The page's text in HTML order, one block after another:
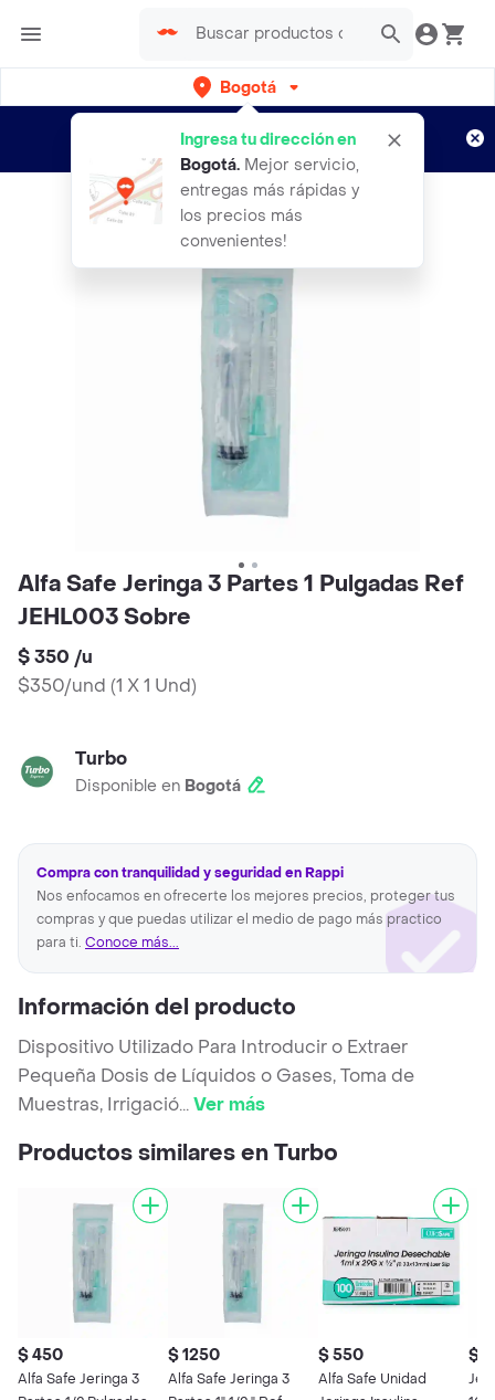
Bogotá
Ingresa tu dirección en
Bogotá. Mejor servicio,
entregas más rápidas y
los precios más
convenientes!
envíos gratis por semanas
Aplican TyC
Alfa Safe Jeringa 3 Partes 1 Pulgadas Ref
JEHL003 Sobre
$ 350 /u
$350/und (1 X 1 Und)
Turbo
Disponible en Bogotá
Compra con tranquilidad y seguridad en Rappi
Nos enfocamos en ofrecerte los mejores precios, proteger tus
compras y que puedas utilizar el medio de pago más practico
para ti. Conoce más...
Información del producto
Dispositivo Utilizado Para Introducir o Extraer
Pequeña Dosis de Líquidos o Gases, Toma de
Muestras, Irrigació...Ver más
Productos similares en Turbo
$ 450
Alfa Safe Jeringa 3
$ 1250
Alfa Safe Jeringa 3
$ 550
Alfa Safe Unidad
$